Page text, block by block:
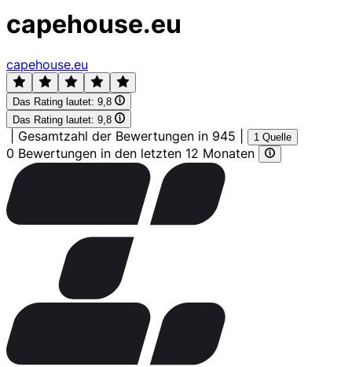
capehouse.eu
capehouse.eu
Das Rating lautet: 9,8
Das Rating lautet: 9,8
Gesamtzahl der Bewertungen in 945 1 Quelle
0 Bewertungen in den letzten 12 Monaten